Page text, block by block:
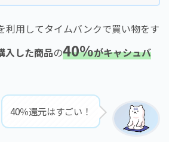
利用してタイムバンクで買い物をす
入した商品の40％がキャシュバ
40％還元はすごい！